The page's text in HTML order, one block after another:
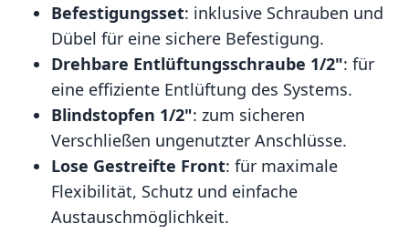
Befestigungsset: inklusive Schrauben und
Dübel für eine sichere Befestigung.
Drehbare Entlüftungsschraube 1/2": für
eine effiziente Entlüftung des Systems.
Blindstopfen 1/2": zum sicheren
Verschließen ungenutzter Anschlüsse.
Lose Gestreifte Front: für maximale
Flexibilität, Schutz und einfache
Austauschmöglichkeit.